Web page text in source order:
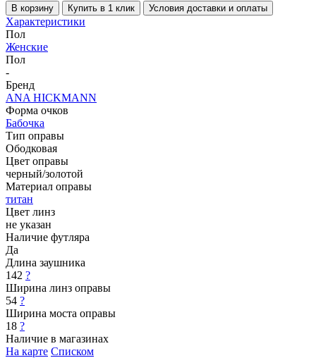
В корзину Купить в 1 клик Условия доставки и оплаты
Характеристики
Пол
Женские
Пол
-
Бренд
ANA HICKMANN
Форма очков
Бабочка
Тип оправы
Ободковая
Цвет оправы
черный/золотой
Материал оправы
титан
Цвет линз
не указан
Наличие футляра
Да
Длина заушника
142 ?
Ширина линз оправы
54 ?
Ширина моста оправы
18 ?
Наличие в магазинах
На карте Списком